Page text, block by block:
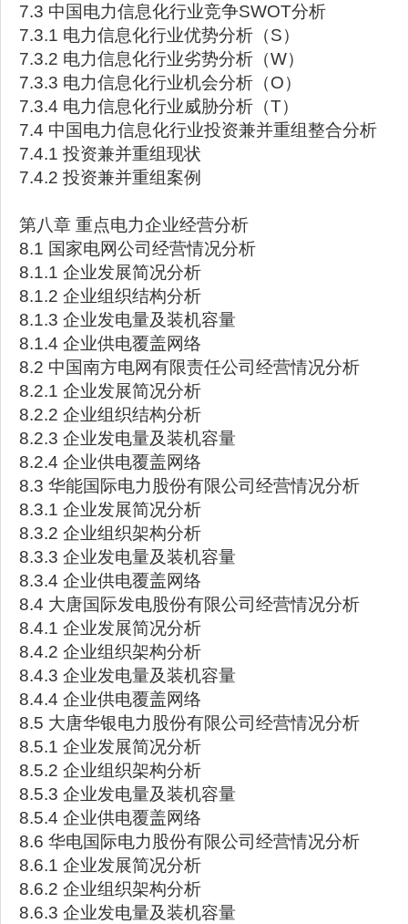
7.3 中国电力信息化行业竞争SWOT分析
7.3.1 电力信息化行业优势分析（S）
7.3.2 电力信息化行业劣势分析（W）
7.3.3 电力信息化行业机会分析（O）
7.3.4 电力信息化行业威胁分析（T）
7.4 中国电力信息化行业投资兼并重组整合分析
7.4.1 投资兼并重组现状
7.4.2 投资兼并重组案例
第八章 重点电力企业经营分析
8.1 国家电网公司经营情况分析
8.1.1 企业发展简况分析
8.1.2 企业组织结构分析
8.1.3 企业发电量及装机容量
8.1.4 企业供电覆盖网络
8.2 中国南方电网有限责任公司经营情况分析
8.2.1 企业发展简况分析
8.2.2 企业组织结构分析
8.2.3 企业发电量及装机容量
8.2.4 企业供电覆盖网络
8.3 华能国际电力股份有限公司经营情况分析
8.3.1 企业发展简况分析
8.3.2 企业组织架构分析
8.3.3 企业发电量及装机容量
8.3.4 企业供电覆盖网络
8.4 大唐国际发电股份有限公司经营情况分析
8.4.1 企业发展简况分析
8.4.2 企业组织架构分析
8.4.3 企业发电量及装机容量
8.4.4 企业供电覆盖网络
8.5 大唐华银电力股份有限公司经营情况分析
8.5.1 企业发展简况分析
8.5.2 企业组织架构分析
8.5.3 企业发电量及装机容量
8.5.4 企业供电覆盖网络
8.6 华电国际电力股份有限公司经营情况分析
8.6.1 企业发展简况分析
8.6.2 企业组织架构分析
8.6.3 企业发电量及装机容量